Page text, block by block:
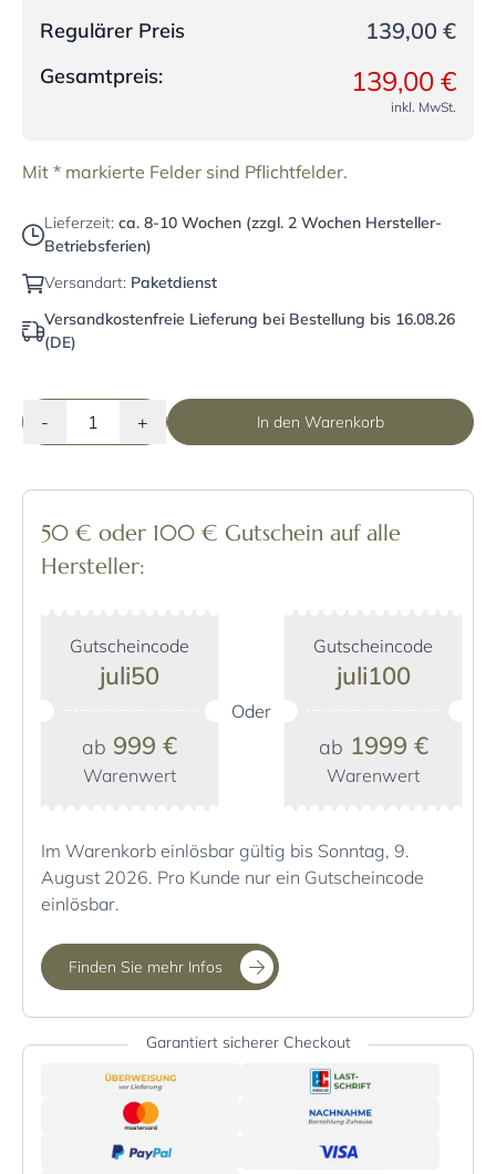
Regulärer Preis 139,00 €
Gesamtpreis: 139,00 €
inkl. MwSt.
Mit * markierte Felder sind Pflichtfelder.
Lieferzeit: ca. 8-10 Wochen (zzgl. 2 Wochen Hersteller-
Betriebsferien)
Versandart: Paketdienst
Versandkostenfreie Lieferung bei Bestellung bis 16.08.26
(DE)
- + In den Warenkorb
50 € oder 100 € Gutschein auf alle
Hersteller:
Gutscheincode
juli50
ab 999 €
Warenwert
Oder
Gutscheincode
juli100
ab 1999 €
Warenwert
Im Warenkorb einlösbar gültig bis Sonntag, 9.
August 2026. Pro Kunde nur ein Gutscheincode
einlösbar.
Finden Sie mehr Infos
Garantiert sicherer Checkout